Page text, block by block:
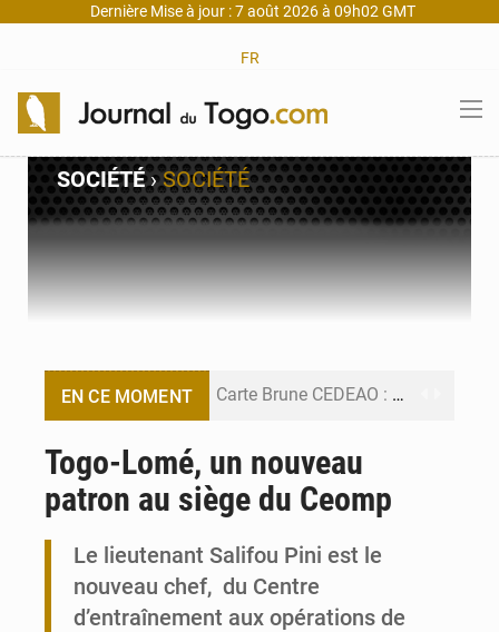
Dernière Mise à jour : 7 août 2026 à 09h02 GMT
FR
SOCIÉTÉ›SOCIÉTÉ
EN CE MOMENT Carte Brune CEDEAO : Lomé mise sur la digitalisation des sinistres
Budget vert 2027 : Le ministère de l’Économie forme ses cadres à Lomé
Togo-Lomé, un nouveau
patron au siège du Ceomp
Le lieutenant Salifou Pini est le
nouveau chef, du Centre
d’entraînement aux opérations de